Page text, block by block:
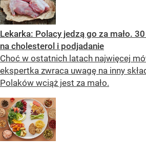
Lekarka: Polacy jedzą go za mało.
na cholesterol i podjadanie
Choć w ostatnich latach najwięcej
ekspertka zwraca uwagę na inny
Polaków wciąż jest za mało.